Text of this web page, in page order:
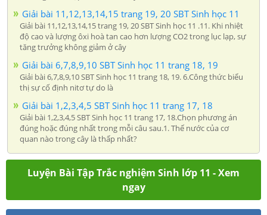
Giải bài 11,12,13,14,15 trang 19, 20 SBT Sinh học 11
Giải bài 11,12,13,14,15 trang 19, 20 SBT Sinh học 11 .11. Khi nhiệt
độ cao và lượng ôxi hoà tan cao hơn lượng CO2 trong lục lạp, sự
tăng trưởng không giảm ở cây
Giải bài 6,7,8,9,10 SBT Sinh học 11 trang 18, 19
Giải bài 6,7,8,9,10 SBT Sinh học 11 trang 18, 19. 6.Công thức biểu
thị sự cố định nitơ tự do là
Giải bài 1,2,3,4,5 SBT Sinh học 11 trang 17, 18
Giải bài 1,2,3,4,5 SBT Sinh học 11 trang 17, 18.Chọn phương án
đúng hoặc đúng nhất trong mỗi câu sau.1. Thế nước của cơ
quan nào trong cây là thấp nhất?
Luyện Bài Tập Trắc nghiệm Sinh lớp 11 - Xem
ngay